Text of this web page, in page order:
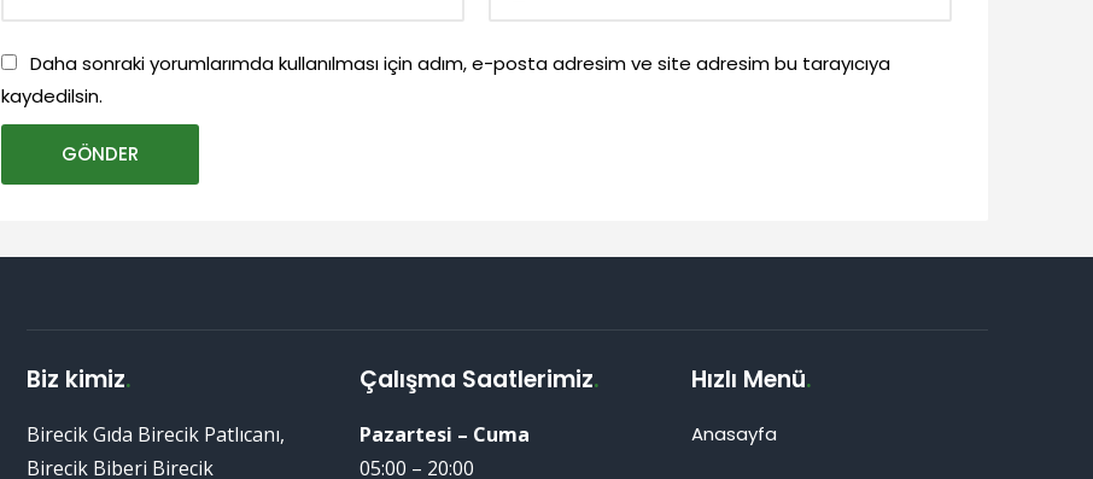
Daha sonraki yorumlarımda kullanılması için adım, e-posta adresim ve site adresim bu tarayıcıya
kaydedilsin.
Biz kimiz.
Birecik Gıda Birecik Patlıcanı,
Birecik Biberi Birecik
Çalışma Saatlerimiz.
Pazartesi – Cuma
05:00 – 20:00
Hızlı Menü.
Anasayfa